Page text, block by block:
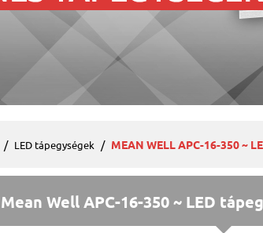
LED tápegységek MEAN WELL APC-16-350 ~
Mean Well APC-16-350 ~ LED